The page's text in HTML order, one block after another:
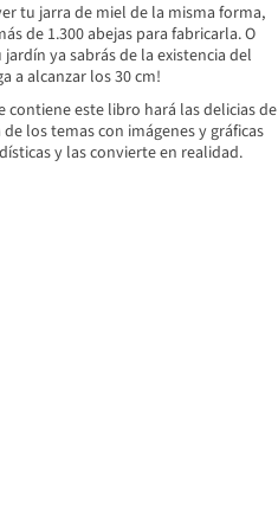
tu jarra de miel de la misma forma,
de 1.300 abejas para fabricarla. O
ya sabrás de la existencia del
a alcanzar los 30 cm!
contiene este libro hará las delicias de
los temas con imágenes y gráficas
y las convierte en realidad.